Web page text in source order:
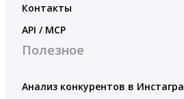
Контакты
API / MCP
Полезное
Анализ конкурентов в